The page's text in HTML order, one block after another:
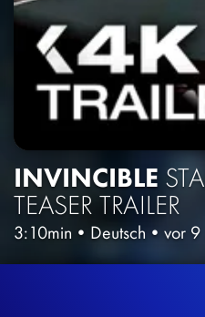
INVINCIBLE
TEASER TRAILER
3:10min • Deutsch • vor 9